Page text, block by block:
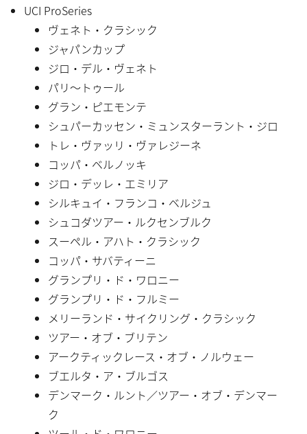
UCI ProSeries
ヴェネト・クラシック
ジャパンカップ
ジロ・デル・ヴェネト
パリ〜トゥール
グラン・ピエモンテ
シュパーカッセン・ミュンスターラント・ジロ
トレ・ヴァッリ・ヴァレジーネ
コッパ・ベルノッキ
ジロ・デッレ・エミリア
シルキュイ・フランコ・ベルジュ
シュコダツアー・ルクセンブルク
スーペル・アハト・クラシック
コッパ・サバティーニ
グランプリ・ド・ワロニー
グランプリ・ド・フルミー
メリーランド・サイクリング・クラシック
ツアー・オブ・ブリテン
アークティックレース・オブ・ノルウェー
ブエルタ・ア・ブルゴス
デンマーク・ルント／ツアー・オブ・デンマー
ク